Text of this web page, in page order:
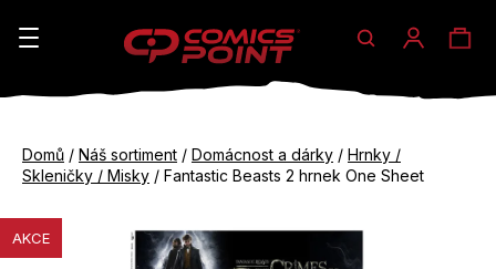
Hledat
Domů / Náš sortiment / Domácnost a dárky / Hrnky /
Skleničky / Misky / Fantastic Beasts 2 hrnek One Sheet
AKCE
K
k
do
do
C
o